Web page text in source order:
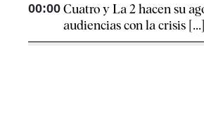
00:00 Cuatro y La 2 hacen su
audiencias con la crisis [...]